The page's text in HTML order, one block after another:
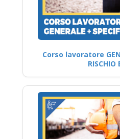
Corso lavoratore
RISCHIO